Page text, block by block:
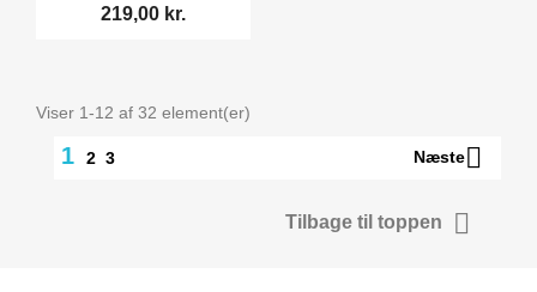
219,00 kr.
Viser 1-12 af 32 element(er)
1 2 3 Næste
Tilbage til toppen 